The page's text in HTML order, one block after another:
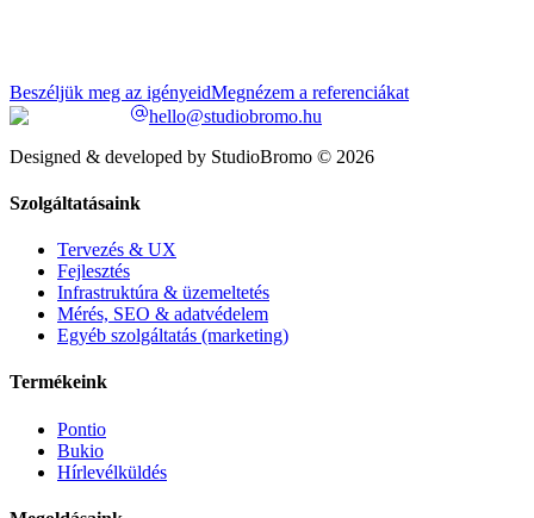
Beszéljük meg az igényeidMegnézem a referenciákat
hello@studiobromo.hu
Designed & developed by StudioBromo © 2026
Szolgáltatásaink
Tervezés & UX
Fejlesztés
Infrastruktúra & üzemeltetés
Mérés, SEO & adatvédelem
Egyéb szolgáltatás (marketing)
Termékeink
Pontio
Bukio
Hírlevélküldés